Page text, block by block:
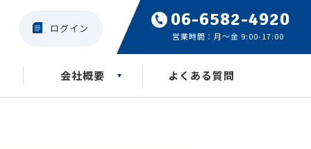
ログイン 06-6582-4920
営業時間：月〜金 9:00-17:00
会社概要 よくある質問